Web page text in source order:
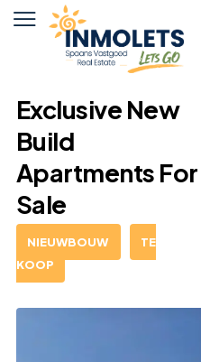
Exclusive New
Build
Apartments For
Sale
NIEUWBOUW
TE
KOOP